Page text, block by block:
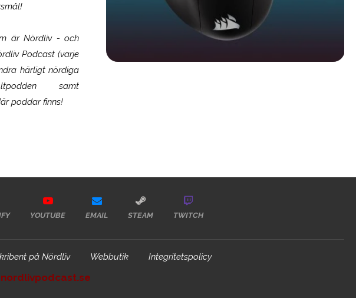
ärNördliv- och
Podcast (varje
härligt nördiga
samt
poddar finns!
YOUTUBE EMAIL STEAM TWITCH
på Nördliv Webbutik Integritetspolicy